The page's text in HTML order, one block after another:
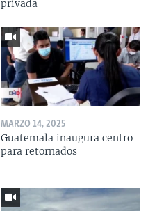
privada
MARZO 14, 2025
Guatemala inaugura centro
para retornados